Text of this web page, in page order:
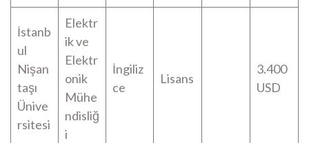
İstanb
ul
Nişan
taşı
Ünive
rsitesi
Elektr
ik ve
Elektr
onik
Mühe
ndisliğ
i
İngiliz
ce
Lisans
3.400
USD